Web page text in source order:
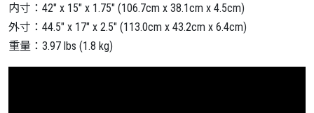
内寸：42″ x 15″ x 1.75″ (106.7cm x 38.1cm x 4.5cm)
外寸：44.5″ x 17″ x 2.5″ (113.0cm x 43.2cm x 6.4cm)
重量：3.97 lbs (1.8 kg)